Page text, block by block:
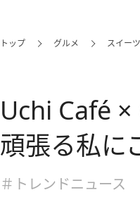
トップ グルメ スイーツ
Uchi Café
頑張る私に
＃トレンドニュース